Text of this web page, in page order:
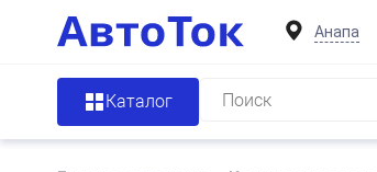
Анапа
Каталог